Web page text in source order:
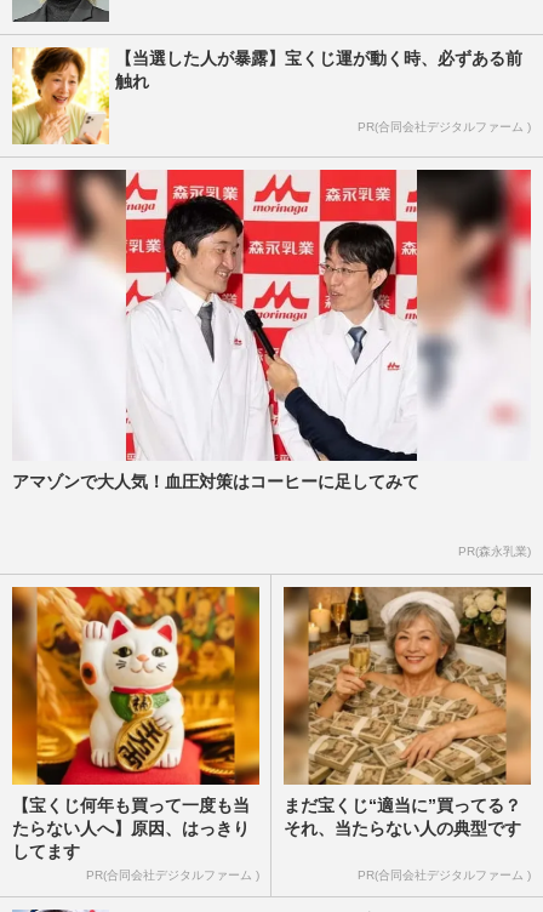
【当選した人が暴露】宝くじ運が動く時、必ずある前
触れ
PR(合同会社デジタルファーム )
アマゾンで大人気！血圧対策はコーヒーに足してみて
PR(森永乳業)
【宝くじ何年も買って一度も当
たらない人へ】原因、はっきり
してます
PR(合同会社デジタルファーム )
まだ宝くじ“適当に”買ってる？
それ、当たらない人の典型です
PR(合同会社デジタルファーム )